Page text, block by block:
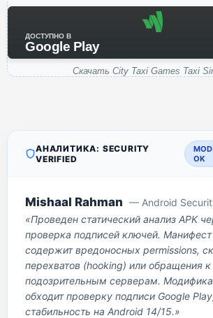
ДОСТУПНО В
Google Play
Скачать City Taxi Games Taxi
АНАЛИТИКА: SECURITY
VERIFIED
OK
Mishaal Rahman — Android
«Проведен статический анализ APK
проверка подписей ключей.
содержит вредоносных permissions,
перехватов (hooking) или обращения к
подозрительным серверам.
обходит проверку подписи Google
стабильность на Android 14/15.»